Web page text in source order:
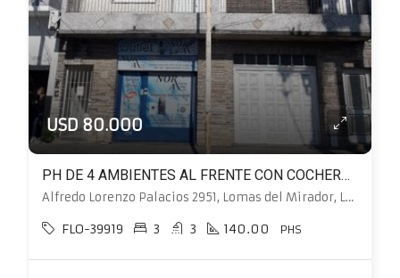
USD 80.000
PH DE 4 AMBIENTES AL FRENTE CON COCHERA, PATIO, BALCÓN Y TERRAZA
Alfredo Lorenzo Palacios 2951, Lomas del Mirador, La Matanza
FLO-39919 3 3 140.00 PHS